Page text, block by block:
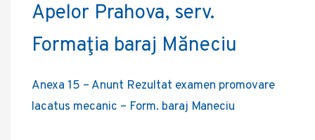
Apelor Prahova, serv.
Formaţia baraj Măneciu
Anexa 15 – Anunt Rezultat examen promovare
lacatus mecanic – Form. baraj Maneciu